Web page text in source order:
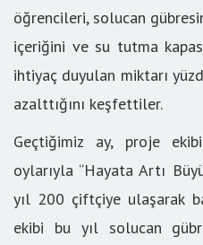
öğrencileri, solucan
içeriğini ve su tutma
ihtiyaç duyulan miktarı
azalttığını keşfettiler.
Geçtiğimiz ay, proje ekibi
oylarıyla “Hayata Artı
yıl 200 çiftçiye ulaşarak
ekibi bu yıl solucan